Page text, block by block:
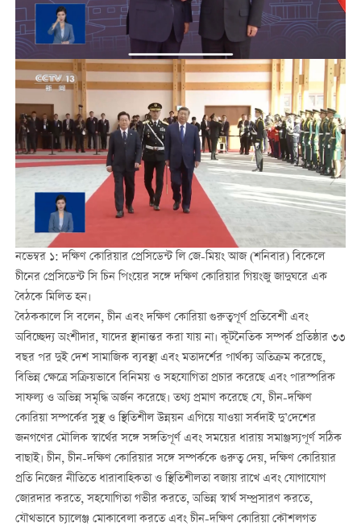
নভেম্বর ১: দক্ষিণ কোরিয়ার প্রেসিডেন্ট লি জে-মিয়ং আজ (শনিবার) বিকেলে
চীনের প্রেসিডেন্ট সি চিন পিংয়ের সঙ্গে দক্ষিণ কোরিয়ার গিয়ংজু জাদুঘরে এক
বৈঠকে মিলিত হন।
বৈঠককালে সি বলেন, চীন এবং দক্ষিণ কোরিয়া গুরুত্বপূর্ণ প্রতিবেশী এবং
অবিচ্ছেদ্য অংশীদার, যাদের স্থানান্তর করা যায় না। কূটনৈতিক সম্পর্ক প্রতিষ্ঠার ৩৩
বছর পর দুই দেশ সামাজিক ব্যবস্থা এবং মতাদর্শের পার্থক্য অতিক্রম করেছে,
বিভিন্ন ক্ষেত্রে সক্রিয়ভাবে বিনিময় ও সহযোগিতা প্রচার করেছে এবং পারস্পরিক
সাফল্য ও অভিন্ন সমৃদ্ধি অর্জন করেছে। তথ্য প্রমাণ করেছে যে, চীন-দক্ষিণ
কোরিয়া সম্পর্কের সুস্থ ও স্থিতিশীল উন্নয়ন এগিয়ে যাওয়া সর্বদাই দু’দেশের
জনগণের মৌলিক স্বার্থের সঙ্গে সঙ্গতিপূর্ণ এবং সময়ের ধারায় সমাঞ্জস্যপূর্ণ সঠিক
বাছাই। চীন, চীন-দক্ষিণ কোরিয়ার সঙ্গে সম্পর্ককে গুরুত্ব দেয়, দক্ষিণ কোরিয়ার
প্রতি নিজের নীতিতে ধারাবাহিকতা ও স্থিতিশীলতা বজায় রাখে এবং যোগাযোগ
জোরদার করতে, সহযোগিতা গভীর করতে, অভিন্ন স্বার্থ সম্প্রসারণ করতে,
যৌথভাবে চ্যালেঞ্জ মোকাবেলা করতে এবং চীন-দক্ষিণ কোরিয়া কৌশলগত